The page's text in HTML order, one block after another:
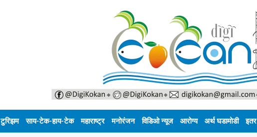
टुरिझम साय-टेक-हाय-टेक महाराष्ट्र मनोरंजन विडिओ न्यूज आरोग्य अर्थ घडामोडी इतर